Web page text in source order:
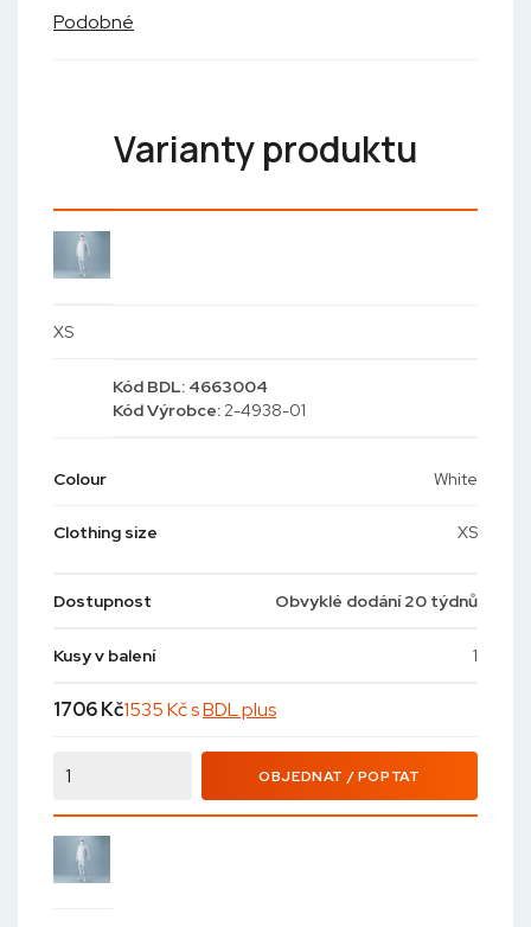
Podobné
Varianty produktu
XS
Kód BDL: 4663004
KódVýrobce: 2-4938-01
Colour White
Clothing size XS
Dostupnost Obvyklé dodání 20 týdnů
Kusy v balení 1
1706Kč1535 Kč sBDL plus
OBJEDNAT / POPTAT